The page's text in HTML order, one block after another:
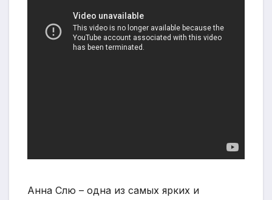
Анна Слю – одна из самых ярких и